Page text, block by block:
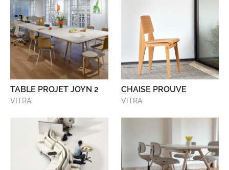
TABLE PROJET JOYN 2
VITRA
CHAISE PROUVE
VITRA